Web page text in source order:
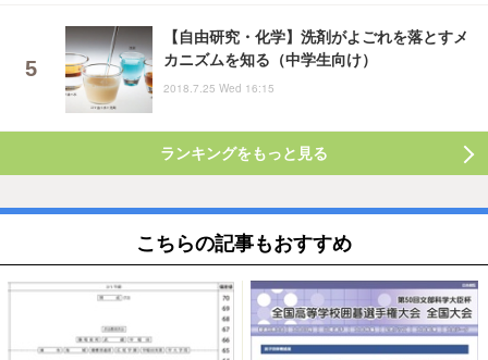
【自由研究・化学】洗剤がよごれを落とすメ
カニズムを知る（中学生向け）
2018.7.25 Wed 16:15
ランキングをもっと見る
こちらの記事もおすすめ